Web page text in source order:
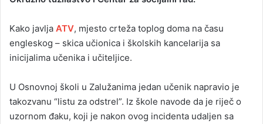
Kako javlja ATV, mjesto crteža toplog doma na času
engleskog – skica učionica i školskih kancelarija sa
inicijalima učenika i učiteljice.
U Osnovnoj školi u Zalužanima jedan učenik napravio je
takozvanu “listu za odstrel”. Iz škole navode da je riječ o
uzornom đaku, koji je nakon ovog incidenta udaljen sa